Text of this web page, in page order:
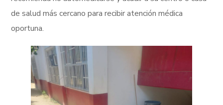
de salud más cercano para recibir atención médica
oportuna.